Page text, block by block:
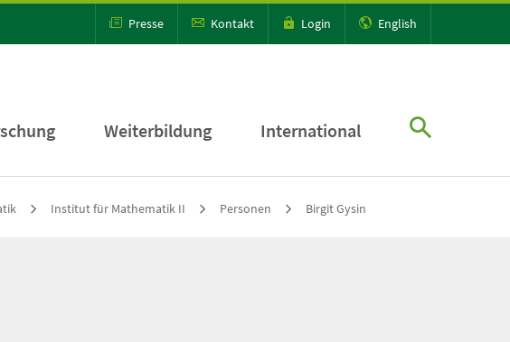
Presse Kontakt Login English
Weiterbildung International
Institut für Mathematik II Personen Birgit Gysin